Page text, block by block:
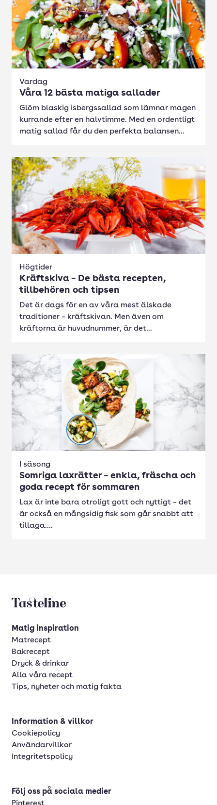
Vardag
Våra 12 bästa matiga sallader
Glöm blaskig isbergssallad som lämnar magen
kurrande efter en halvtimme. Med en ordentligt
matig sallad får du den perfekta balansen...
Högtider
Kräftskiva – De bästa recepten,
tillbehören och tipsen
Det är dags för en av våra mest älskade
traditioner – kräftskivan. Men även om
kräftorna är huvudnummer, är det...
I säsong
Somriga laxrätter – enkla, fräscha och
goda recept för sommaren
Lax är inte bara otroligt gott och nyttigt – det
är också en mångsidig fisk som går snabbt att
tillaga....
Tasteline startsida
Matig inspiration
Matrecept
Bakrecept
Dryck & drinkar
Alla våra recept
Tips, nyheter och matig fakta
Information & villkor
Cookiepolicy
Användarvillkor
Integritetspolicy
Följ oss på sociala medier